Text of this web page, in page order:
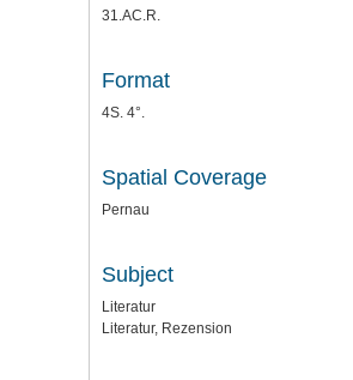
31.AC.R.
Format
4S. 4°.
Spatial Coverage
Pernau
Subject
Literatur
Literatur, Rezension